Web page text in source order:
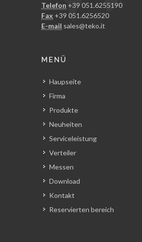
Telefon +39 051.6255190
Fax +39 051.6256520
E-mail sales@teko.it
MENÜ
Haupseite
Firma
Produkte
Neuheiten
Serviceleistung
Verteiler
Messen
Download
Kontakt
Reservierten bereich